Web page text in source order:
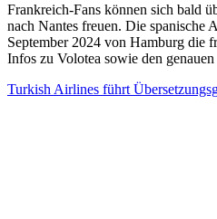
Frankreich-Fans können sich bald
nach Nantes freuen. Die spanische
September 2024 von Hamburg die
Infos zu Volotea sowie den
Turkish Airlines führt